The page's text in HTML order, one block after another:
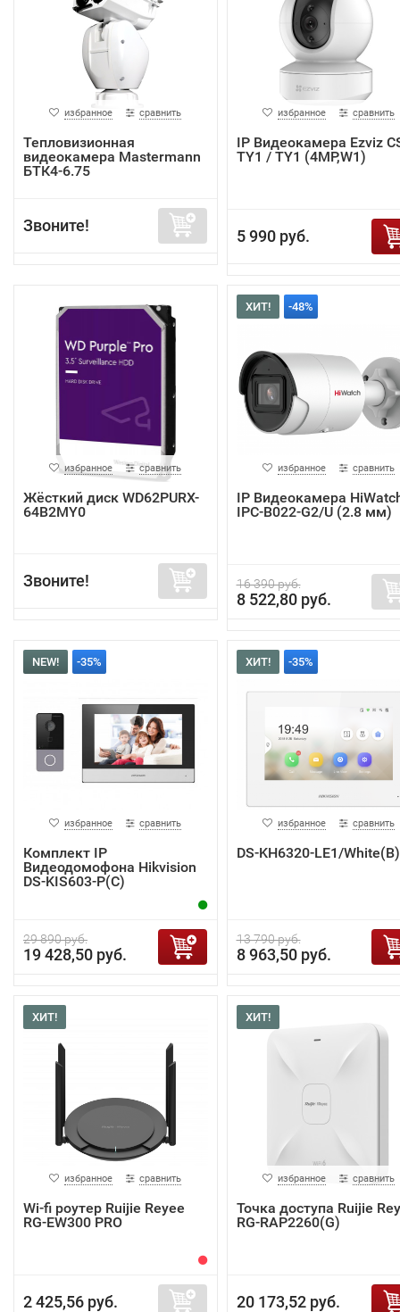
избранное сравнить
Тепловизионная
видеокамера Mastermann
БТК4-6.75
Звоните!
избранное сравнить
IP Видеокамера Ezviz
TY1 / TY1 (4MP,W1)
5 990 руб.
избранное сравнить
Жёсткий диск WD62PURX-
64B2MY0
Звоните!
ХИТ! -48%
избранное сравнить
IP Видеокамера
IPC-B022-G2/U (2.8 мм)
16 390 руб.
8 522,80 руб.
NEW! -35%
избранное сравнить
Комплект IP
Видеодомофона Hikvision
DS-KIS603-P(C)
29 890 руб.
19 428,50 руб.
ХИТ! -35%
избранное сравнить
DS-KH6320-LE1/White(B)
13 790 руб.
8 963,50 руб.
ХИТ!
избранное сравнить
Wi-fi роутер Ruijie Reyee
RG-EW300 PRO
2 425,56 руб.
ХИТ!
избранное сравнить
Точка доступа Ruijie
RG-RAP2260(G)
20 173,52 руб.